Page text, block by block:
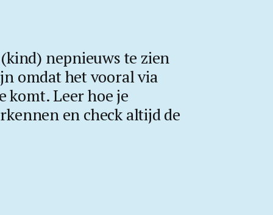
nepnieuws te zien
omdat het vooral via
komt. Leer hoe je
en check altijd de